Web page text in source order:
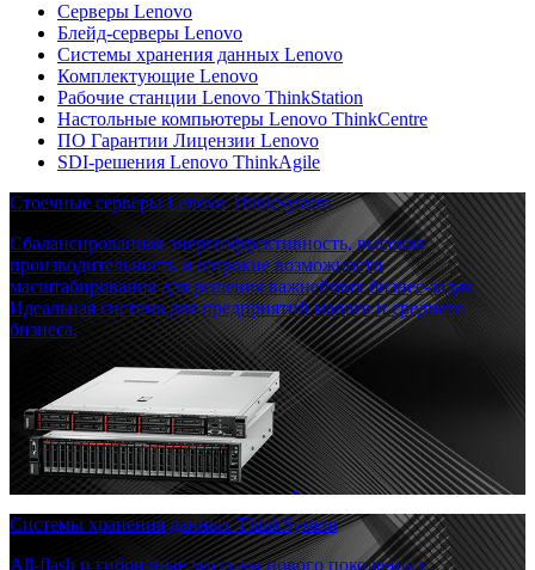
Серверы Lenovo
Блейд-серверы Lenovo
Системы хранения данных Lenovo
Комплектующие Lenovo
Рабочие станции Lenovo ThinkStation
Настольные компьютеры Lenovo ThinkCentre
ПО Гарантии Лицензии Lenovo
SDI-решения Lenovo ThinkAgile
Стоечные серверы Lenovo ThinkSystem
Сбалансированная энергоэффективность, высокая
производительность и широкие возможности
масштабирования для решения важнейших бизнес-задач.
Идеальная система для предприятий малого и среднего
бизнеса.
Системы хранения данных ThinkSystem
All-flash и гибридные массивы нового поколения с